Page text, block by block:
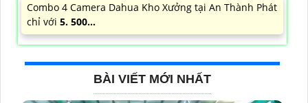
Combo 4 Camera Dahua Kho Xưởng tại An Thành Phát
chỉ với 5. 500...
BÀI VIẾT MỚI NHẤT